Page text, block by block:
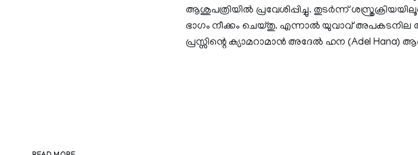
ആശുപത്രിയില്‍ പ്രവേശിപ്പിച്ചു. തുടര്‍ന്ന്
ഭാഗം നീക്കം ചെയ്തു. എന്നാല്‍ യുവാവ് അപകടനില
പ്രസ്സിന്റെ ക്യാമറാമാൻ അദേൽ ഹന (Adel Hana)